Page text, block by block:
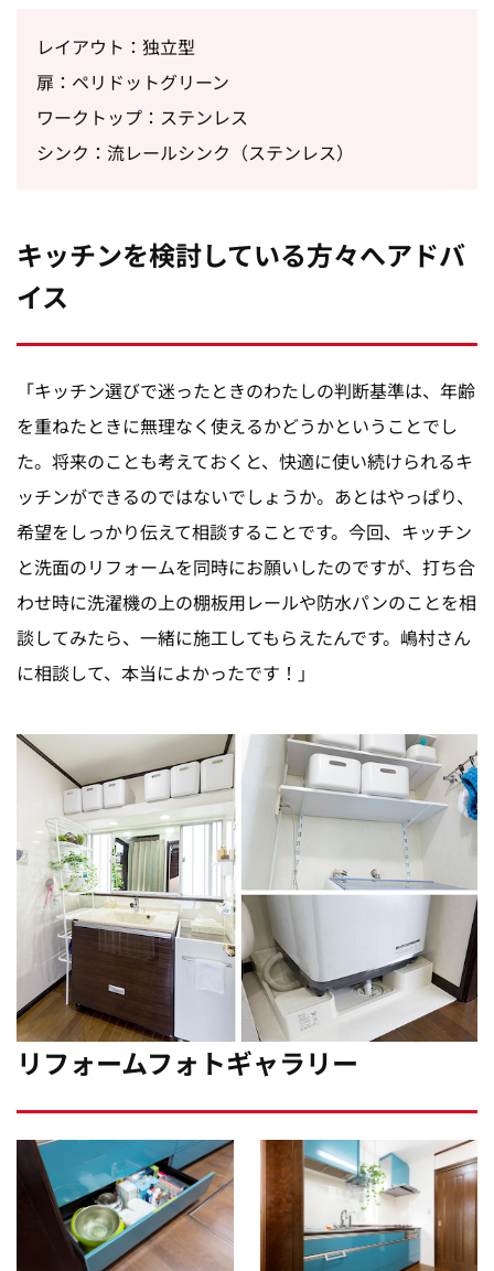
レイアウト：独立型
扉：ペリドットグリーン
ワークトップ：ステンレス
シンク：流レールシンク（ステンレス）
キッチンを検討している方々へアドバ
イス
「キッチン選びで迷ったときのわたしの判断基準は、年齢
を重ねたときに無理なく使えるかどうかということでし
た。将来のことも考えておくと、快適に使い続けられるキ
ッチンができるのではないでしょうか。あとはやっぱり、
希望をしっかり伝えて相談することです。今回、キッチン
と洗面のリフォームを同時にお願いしたのですが、打ち合
わせ時に洗濯機の上の棚板用レールや防水パンのことを相
談してみたら、一緒に施工してもらえたんです。嶋村さん
に相談して、本当によかったです！」
リフォームフォトギャラリー